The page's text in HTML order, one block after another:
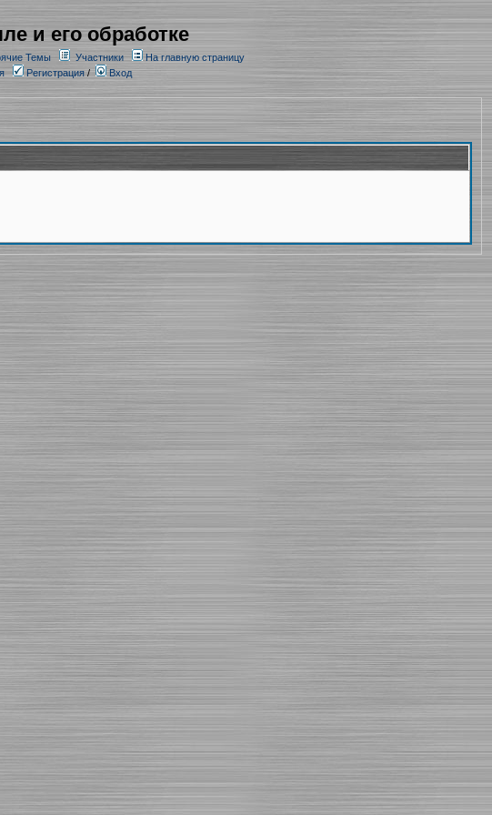
и его обработке
Темы Участники
На главную страницу
Регистрация/ Вход